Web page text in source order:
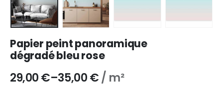
Papier peint panoramique
dégradé bleu rose
29,00€–35,00€/ m²